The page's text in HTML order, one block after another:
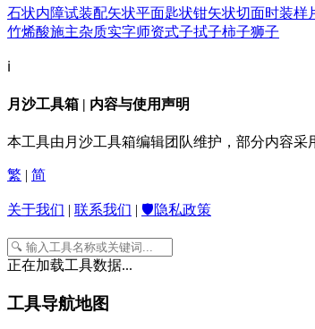
石状内障试装配矢状平面匙状钳矢状切面时装样
竹烯酸施主杂质实字师资式子拭子柿子狮子
ℹ️
月沙工具箱 | 内容与使用声明
本工具由月沙工具箱编辑团队维护，部分内容采
繁 | 简
关于我们 | 联系我们 | 🛡️隐私政策
正在加载工具数据...
工具导航地图